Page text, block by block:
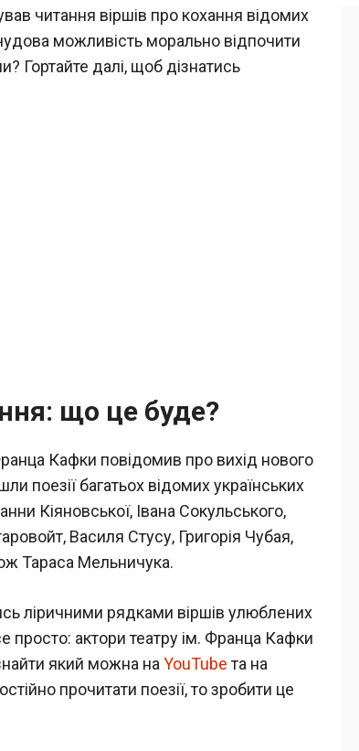
читання віршів про кохання відомих
можливість морально відпочити
Гортайте далі, щоб дізнатись
що це буде?
Кафки повідомив про вихід нового
поезії багатьох відомих українських
Кіяновської, Івана Сокульського,
Василя Стусу, Григорія Чубая,
Тараса Мельничука.
ліричними рядками віршів улюблених
просто: актори театру ім. Франца Кафки
який можна на YouTubeта на
прочитати поезії, то зробити це